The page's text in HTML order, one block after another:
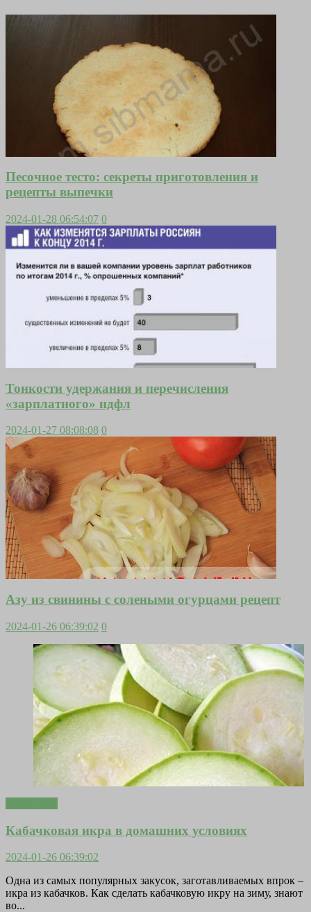
Песочное тесто: секреты приготовления и
рецепты выпечки
2024-01-28 06:54:07 0
Тонкости удержания и перечисления
«зарплатного» ндфл
2024-01-27 08:08:08 0
Азу из свинины с солеными огурцами рецепт
2024-01-26 06:39:02 0
Кабачковая икра в домашних условиях
2024-01-26 06:39:02
Одна из самых популярных закусок, заготавливаемых впрок –
икра из кабачков. Как сделать кабачковую икру на зиму, знают
во...